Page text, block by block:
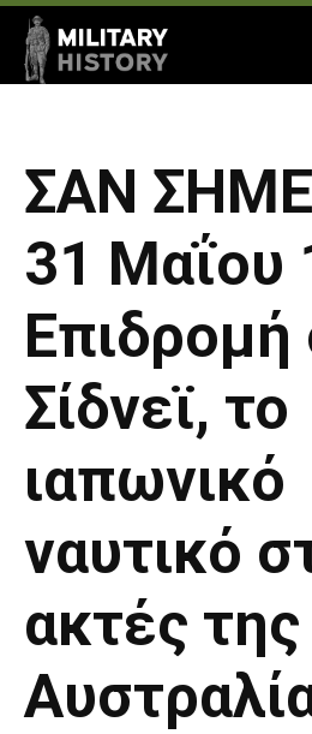
ΣΑΝ
31 Μαΐου
Επιδρομή
Σίδνεϊ, το
ιαπωνικό
ναυτικό
ακτές της